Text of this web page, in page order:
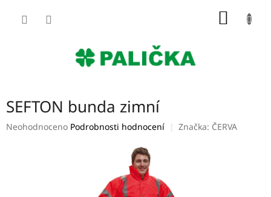
SEFTON bunda zimní
Průměrné
Neohodnoceno Podrobnosti hodnocení Značka: ČERVA